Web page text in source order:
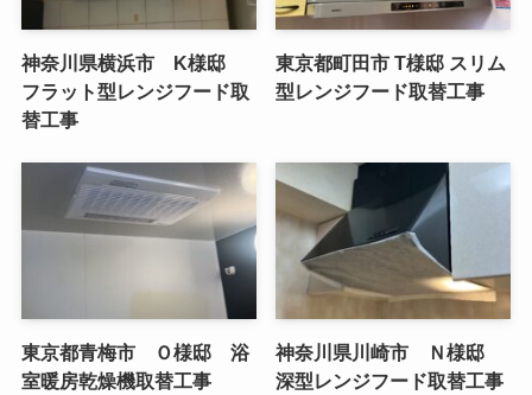
神奈川県横浜市 K様邸
フラット型レンジフード取
替工事
東京都町田市 T様邸 スリム
型レンジフード取替工事
東京都青梅市 Ｏ様邸 浴
室暖房乾燥機取替工事
神奈川県川崎市 Ｎ様邸
深型レンジフード取替工事